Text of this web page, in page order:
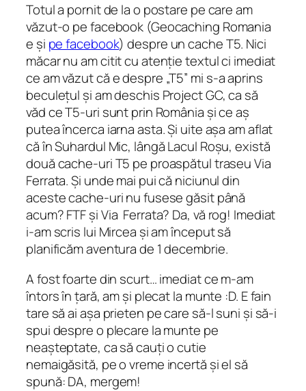
Totul a pornit de la o postare pe care am
văzut-o pe facebook (Geocaching Romania
e și pe facebook) despre un cache T5. Nici
măcar nu am citit cu atenție textul ci imediat
ce am văzut că e despre „T5” mi s-a aprins
beculețul și am deschis Project GC, ca să
văd ce T5-uri sunt prin România și ce aș
putea încerca iarna asta. Și uite așa am aflat
că în Suhardul Mic, lângă Lacul Roșu, există
două cache-uri T5 pe proaspătul traseu Via
Ferrata. Și unde mai pui că niciunul din
aceste cache-uri nu fusese găsit până
acum? FTF și Via Ferrata? Da, vă rog! Imediat
i-am scris lui Mircea și am început să
planificăm aventura de 1 decembrie.
A fost foarte din scurt… imediat ce m-am
întors în țară, am și plecat la munte :D. E fain
tare să ai așa prieten pe care să-l suni și să-i
spui despre o plecare la munte pe
neașteptate, ca să cauți o cutie
nemaigăsită, pe o vreme incertă și el să
spună:DA, mergem!